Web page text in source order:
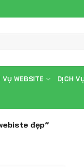
VỤ WEBSITE DỊCH
đẹp”